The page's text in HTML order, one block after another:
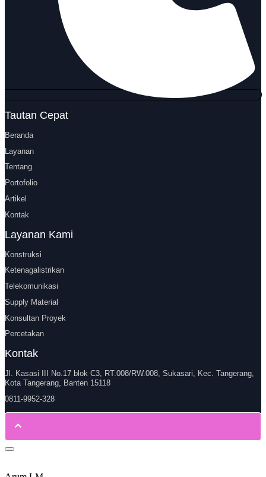
Tautan Cepat
Beranda
Layanan
Tentang
Portofolio
Artikel
Kontak
Layanan Kami
Konstruksi
Ketenagalistrikan
Telekomunikasi
Supply Material
Konsultan Proyek
Percetakan
Kontak
Jl. Kasasi III No.17 blok C3, RT.008/RW.008, Sukasari, Kec. Tangerang,
Kota Tangerang, Banten 15118
0811-9952-328